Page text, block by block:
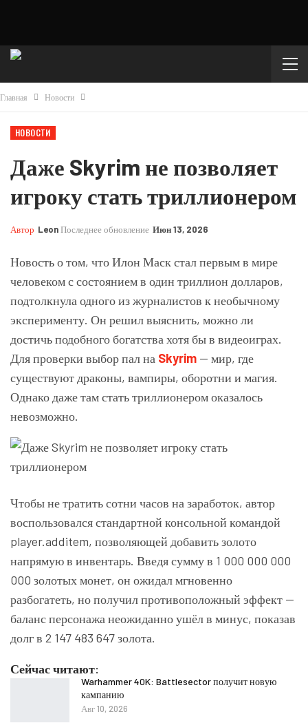
Главная Новости
НОВОСТИ
Даже Skyrim не позволяет
игроку стать триллионером
Автор LeonПоследнее обновление Июн 13, 2026
Новость о том, что Илон Маск стал первым в мире
человеком с состоянием в один триллион долларов,
подтолкнула одного из журналистов к необычному
эксперименту. Он решил выяснить, можно ли
достичь подобного богатства хотя бы в видеоиграх.
Для проверки выбор пал на Skyrim — мир, где
существуют драконы, вампиры, оборотни и магия.
Однако даже там стать триллионером оказалось
невозможно.
Чтобы не тратить сотни часов на заработок, автор
воспользовался стандартной консольной командой
player.additem, позволяющей добавить золото
напрямую в инвентарь. Введя сумму в 1 000 000 000
000 золотых монет, он ожидал мгновенно
разбогатеть, но получил противоположный эффект —
баланс персонажа неожиданно ушёл в минус, показав
долг в 2 147 483 647 золота.
Сейчас читают:
Warhammer 40K: Battlesector получит новую
кампанию
Авг 10, 2026